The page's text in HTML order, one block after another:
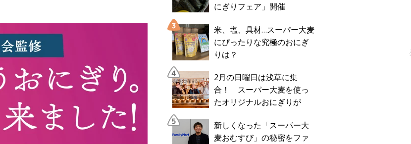
にぎりフェア」開催
米、塩、具材…スーパー大麦
にぴったりな究極のおにぎ
りは？
2月の日曜日は浅草に集
合！ スーパー大麦を使っ
たオリジナルおにぎりが
間限定で登場！
新しくなった「スーパー大
麦おむすび」の秘密をファ